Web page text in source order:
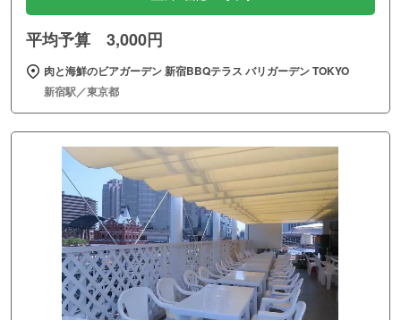
平均予算 3,000円
肉と海鮮のビアガーデン 新宿BBQテラス バリガーデン TOKYO
新宿駅／東京都